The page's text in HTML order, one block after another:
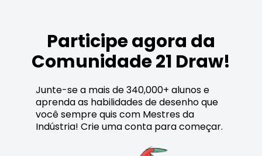
Participe agora da
Comunidade 21 Draw!
Junte-se a mais de 340,000+ alunos e
aprenda as habilidades de desenho que
você sempre quis com Mestres da
Indústria! Crie uma conta para começar.